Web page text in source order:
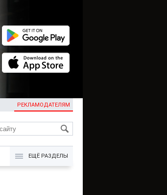
РЕКЛАМОДАТЕЛЯМ
KG
ЕЩЁ РАЗДЕЛЫ